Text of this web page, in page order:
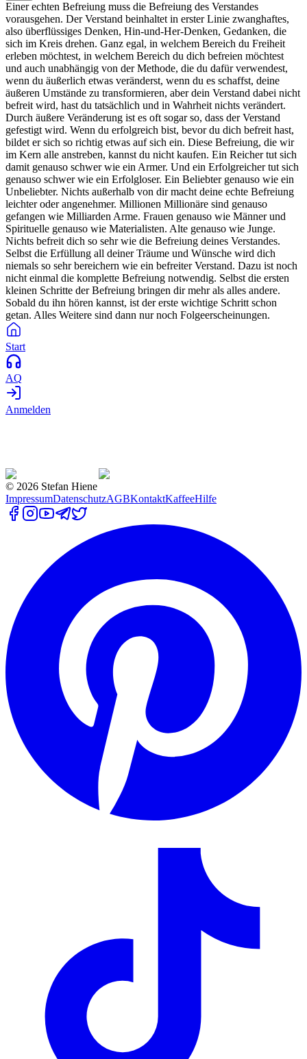
Einer echten Befreiung muss die Befreiung des Verstandes
vorausgehen. Der Verstand beinhaltet in erster Linie zwanghaftes,
also überflüssiges Denken, Hin-und-Her-Denken, Gedanken, die
sich im Kreis drehen. Ganz egal, in welchem Bereich du Freiheit
erleben möchtest, in welchem Bereich du dich befreien möchtest
und auch unabhängig von der Methode, die du dafür verwendest,
wenn du äußerlich etwas veränderst, wenn du es schaffst, deine
äußeren Umstände zu transformieren, aber dein Verstand dabei nicht
befreit wird, hast du tatsächlich und in Wahrheit nichts verändert.
Durch äußere Veränderung ist es oft sogar so, dass der Verstand
gefestigt wird. Wenn du erfolgreich bist, bevor du dich befreit hast,
bildet er sich so richtig etwas auf sich ein. Diese Befreiung, die wir
im Kern alle anstreben, kannst du nicht kaufen. Ein Reicher tut sich
damit genauso schwer wie ein Armer. Und ein Erfolgreicher tut sich
genauso schwer wie ein Erfolgloser. Ein Beliebter genauso wie ein
Unbeliebter. Nichts außerhalb von dir macht deine echte Befreiung
leichter oder angenehmer. Millionen Millionäre sind genauso
gefangen wie Milliarden Arme. Frauen genauso wie Männer und
Spirituelle genauso wie Materialisten. Alte genauso wie Junge.
Nichts befreit dich so sehr wie die Befreiung deines Verstandes.
Selbst die Erfüllung all deiner Träume und Wünsche wird dich
niemals so sehr bereichern wie ein befreiter Verstand. Dazu ist noch
nicht einmal die komplette Befreiung notwendig. Selbst die ersten
kleinen Schritte der Befreiung bringen dir mehr als alles andere.
Sobald du ihn hören kannst, ist der erste wichtige Schritt schon
getan. Alles Weitere sind dann nur noch Folgeerscheinungen.
Start
AQ
Anmelden
© 2026 Stefan Hiene
ImpressumDatenschutzAGBKontaktKaffeeHilfe